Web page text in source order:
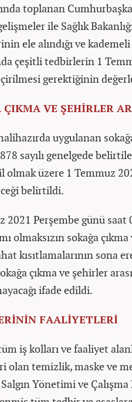
toplanan
ile Sağlık
ele alındığı ve
çeşitli tedbirlerin 1
gerektiğinin
ÇIKMA VE ŞEHİRLER
uygulanan
sayılı genelgede
olmak üzere 1 Temmuz
belirtildi.
2021 Perşembe günü
olmaksızın sokağa
kısıtlamalarının sona
çıkma ve şehirler
ifade edildi.
FAALİYETLERİ
iş kolları ve faaliyet
olan temizlik, maske ve
Salgın Yönetimi ve